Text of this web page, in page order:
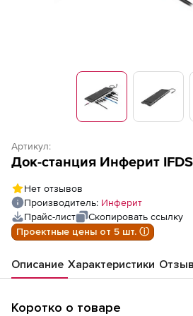
Артикул:
Док-станция Инферит IFDS
Нет отзывов
Производитель: Инферит
Прайс-лист
Скопировать ссылку
Проектные цены от 5 шт. ⓘ
Описание Характеристики
Коротко о товаре